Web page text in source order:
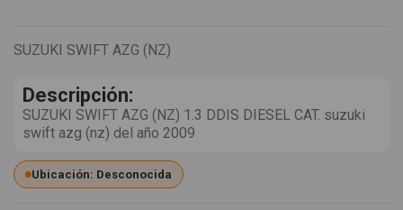
SUZUKI SWIFT AZG (NZ)
Descripción:
SUZUKI SWIFT AZG (NZ) 1.3 DDIS DIESEL CAT. suzuki
swift azg (nz) del año 2009
Ubicación: Desconocida